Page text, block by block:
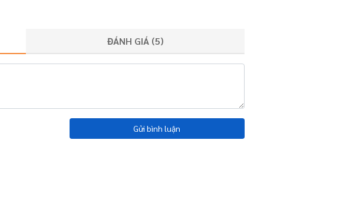
ĐÁNH GIÁ (5)
Gửi bình luận